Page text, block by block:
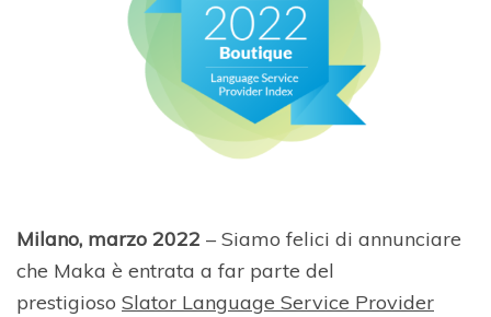
Milano, marzo 2022 – Siamo felici di annunciare
che Maka è entrata a far parte del
prestigioso Slator Language Service Provider